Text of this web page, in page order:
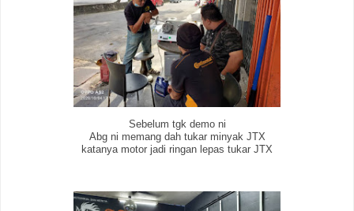
Sebelum tgk demo ni
Abg ni memang dah tukar minyak JTX
katanya motor jadi ringan lepas tukar JTX